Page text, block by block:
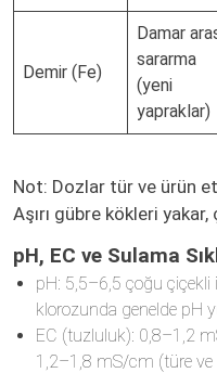
Demir (Fe)
Damar
sararma
(yeni
yapraklar)
Not: Dozlar tür ve ürün
Aşırı gübre kökleri
pH, EC ve Sulama
pH: 5,5–6,5 çoğu çiçekli
klorozunda genelde pH
EC (tuzluluk): 0,8–1,2
1,2–1,8 mS/cm (türe ve